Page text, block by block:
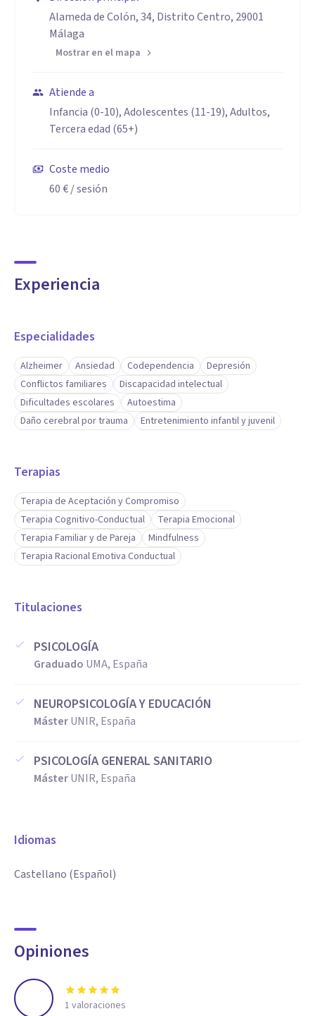
Alameda de Colón, 34, Distrito Centro, 29001
Málaga
Mostrar en el mapa
Atiende a
Infancia (0-10), Adolescentes (11-19), Adultos,
Tercera edad (65+)
Coste medio
60 €/ sesión
Experiencia
Especialidades
Alzheimer Ansiedad Codependencia
Depresión
Conflictos familiares
Discapacidad intelectual
Dificultades escolares
Autoestima
Daño cerebral por trauma
Entretenimiento infantil y juvenil
Terapias
Terapia de Aceptación y Compromiso
Terapia Cognitivo-Conductual
Terapia Emocional
Terapia Familiar y de Pareja
Mindfulness
Terapia Racional Emotiva Conductual
Titulaciones
PSICOLOGÍA
Graduado UMA, España
NEUROPSICOLOGÍA Y EDUCACIÓN
MásterUNIR, España
PSICOLOGÍA GENERAL SANITARIO
MásterUNIR, España
Idiomas
Castellano (Español)
Opiniones
1 valoraciones